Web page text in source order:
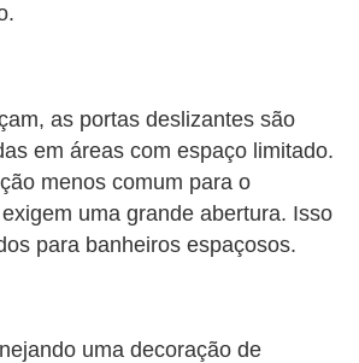
as portas deslizantes são
em áreas com espaço limitado.
menos comum para o
uma grande abertura. Isso
para banheiros espaçosos.
uma decoração de